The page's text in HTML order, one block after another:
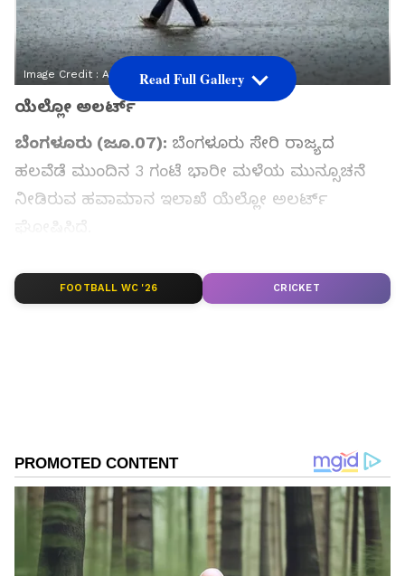
Image Credit : Asianet News
ಯೆಲ್ಲೋ ಅಲರ್ಟ್
ಬೆಂಗಳೂರು (ಜೂ.07): ಬೆಂಗಳೂರು ಸೇರಿ ರಾಜ್ಯದ
ಹಲವೆಡೆ ಮುಂದಿನ 3 ಗಂಟೆ ಭಾರೀ ಮಳೆಯ ಮುನ್ಸೂಚನೆ
ನೀಡಿರುವ ಹವಾಮಾನ ಇಲಾಖೆ ಯೆಲ್ಲೋ ಅಲರ್ಟ್
ಸಮಗ್ರ ಸುದ್ದಿ ಮೂಲವನ್ನಾಗಿ asianet suvarna news ಅನ್ನು
ಆಯ್ಕೆ ಮಾಡಿಕೊಳ್ಳಿ
Read Full Gallery
FOOTBALL WC '26 CRICKET